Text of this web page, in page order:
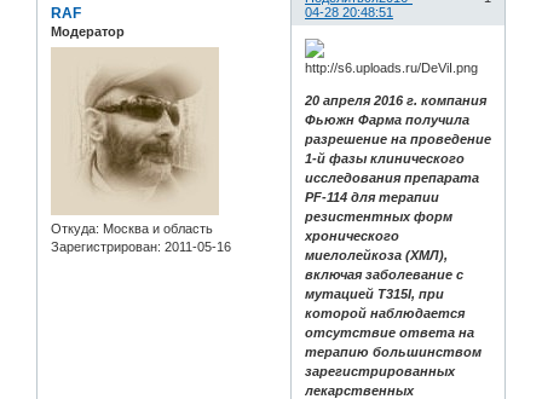
04-28 20:48:51
RAF
Модератор
Откуда: Москва и область
Зарегистрирован: 2011-05-16
20 апреля 2016 г. компания
Фьюжн Фарма получила
разрешение на проведение
1-й фазы клинического
исследования препарата
PF-114 для терапии
резистентных форм
хронического
миелолейкоза (ХМЛ),
включая заболевание с
мутацией T315I, при
которой наблюдается
отсутствие ответа на
терапию большинством
зарегистрированных
лекарственных